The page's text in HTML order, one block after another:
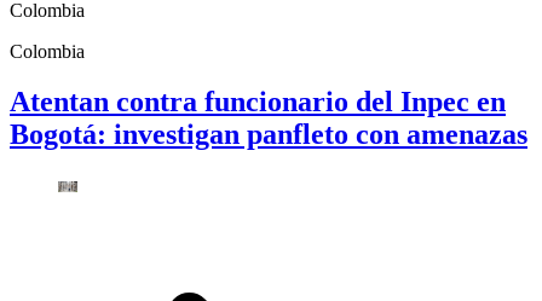
Colombia
Colombia
Atentan contra funcionario del Inpec en
Bogotá: investigan panfleto con amenazas